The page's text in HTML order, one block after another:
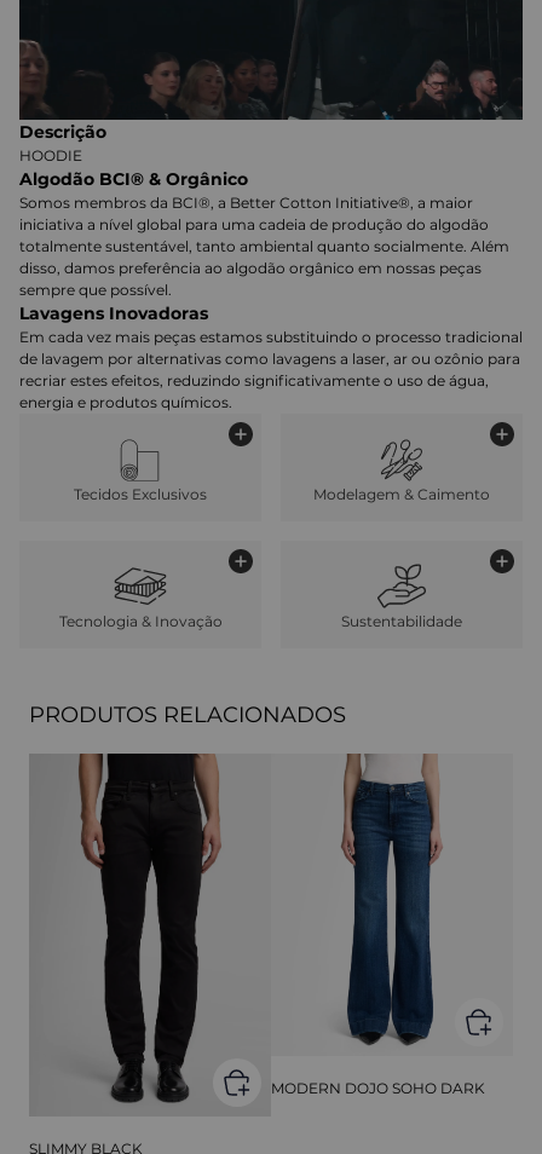
Descrição
HOODIE
Algodão BCI® & Orgânico
Somos membros da BCI®, a Better Cotton Initiative®, a maior
iniciativa a nível global para uma cadeia de produção do algodão
totalmente sustentável, tanto ambiental quanto socialmente. Além
disso, damos preferência ao algodão orgânico em nossas peças
sempre que possível.
Lavagens Inovadoras
Em cada vez mais peças estamos substituindo o processo tradicional
de lavagem por alternativas como lavagens a laser, ar ou ozônio para
recriar estes efeitos, reduzindo significativamente o uso de água,
energia e produtos químicos.
Tecidos Exclusivos Modelagem & Caimento
Tecnologia & Inovação Sustentabilidade
PRODUTOS RELACIONADOS
SLIMMY BLACK
MODERN DOJO SOHO DARK